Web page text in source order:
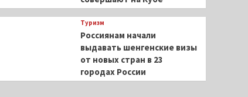
Туризм
Россиянам начали
выдавать шенгенские визы
от новых стран в 23
городах России